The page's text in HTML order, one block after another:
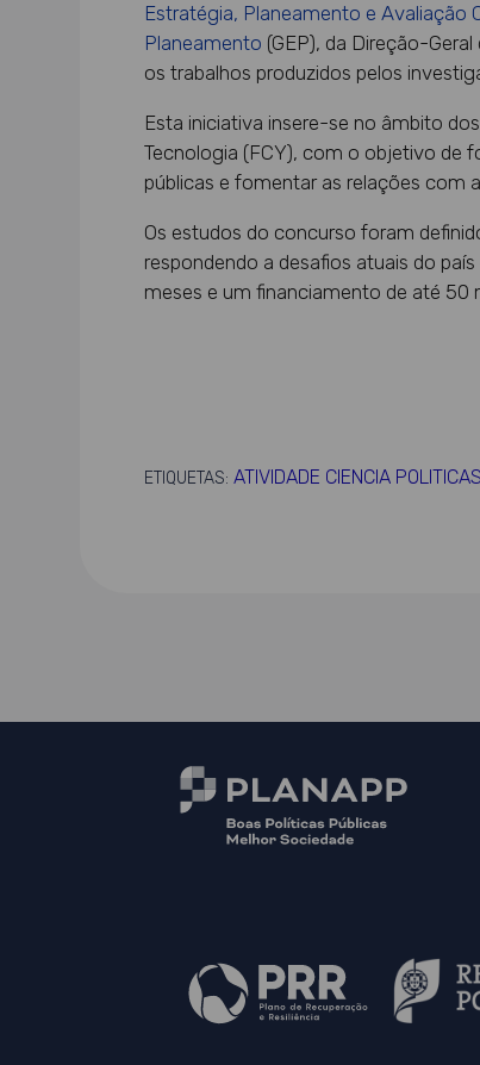
Estratégia, Planeamento e Avaliação
Planeamento (GEP), da Direção-
os trabalhos produzidos pelos
Esta iniciativa insere-se no âmbito dos
Tecnologia (FCY), com o objetivo de
públicas e fomentar as relações com
Os estudos do concurso foram
respondendo a desafios atuais do
meses e um financiamento de até 50
ETIQUETAS: ATIVIDADE CIENCIA